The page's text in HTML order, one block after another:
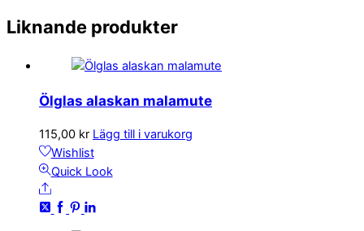
Liknande produkter
Ölglas alaskan malamute
115,00 kr Lägg till i varukorg
Wishlist
Quick Look
Share